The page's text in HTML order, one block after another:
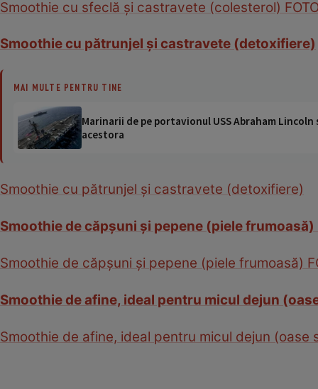
Smoothie cu sfeclă şi castravete (colesterol)
Smoothie cu pătrunjel şi castravete (detoxifiere)
MAI MULTE PENTRU TINE
Marinarii de pe portavionul USS Abraham
acestora
Smoothie cu pătrunjel şi castravete (detoxifiere)
Smoothie de căpşuni şi pepene (piele frumoasă)
Smoothie de căpşuni şi pepene (piele frumoasă)
Smoothie de afine, ideal pentru micul dejun
Smoothie de afine, ideal pentru micul dejun (oase